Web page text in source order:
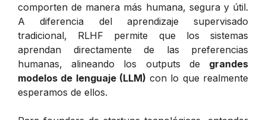
comporten de manera más humana, segura y útil.
A diferencia del aprendizaje supervisado
tradicional, RLHF permite que los sistemas
aprendan directamente de las preferencias
humanas, alineando los outputs de grandes
modelos de lenguaje (LLM) con lo que realmente
esperamos de ellos.